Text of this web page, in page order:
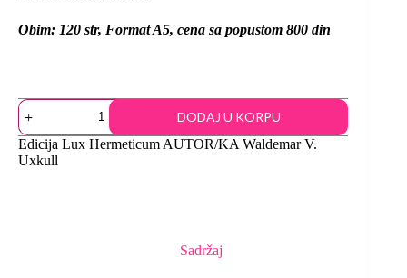
Obim: 120 str, Format A5, cena sa popustom 800 din
DODAJ U KORPU
Edicija Lux Hermeticum AUTOR/KA Waldemar V.
Uxkull
Sadržaj